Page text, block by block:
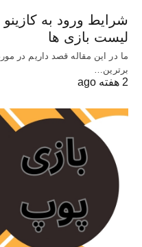
لیست بازی ها
ما در این مقاله قصد داریم در
برترین…
2 هفته ago